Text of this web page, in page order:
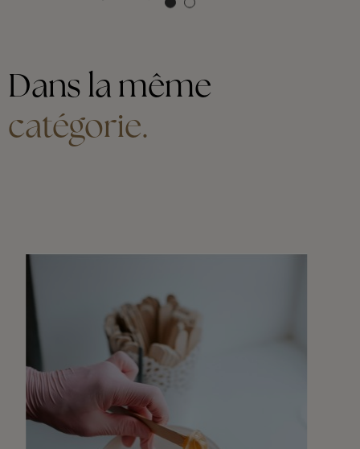
Dans la même
catégorie.